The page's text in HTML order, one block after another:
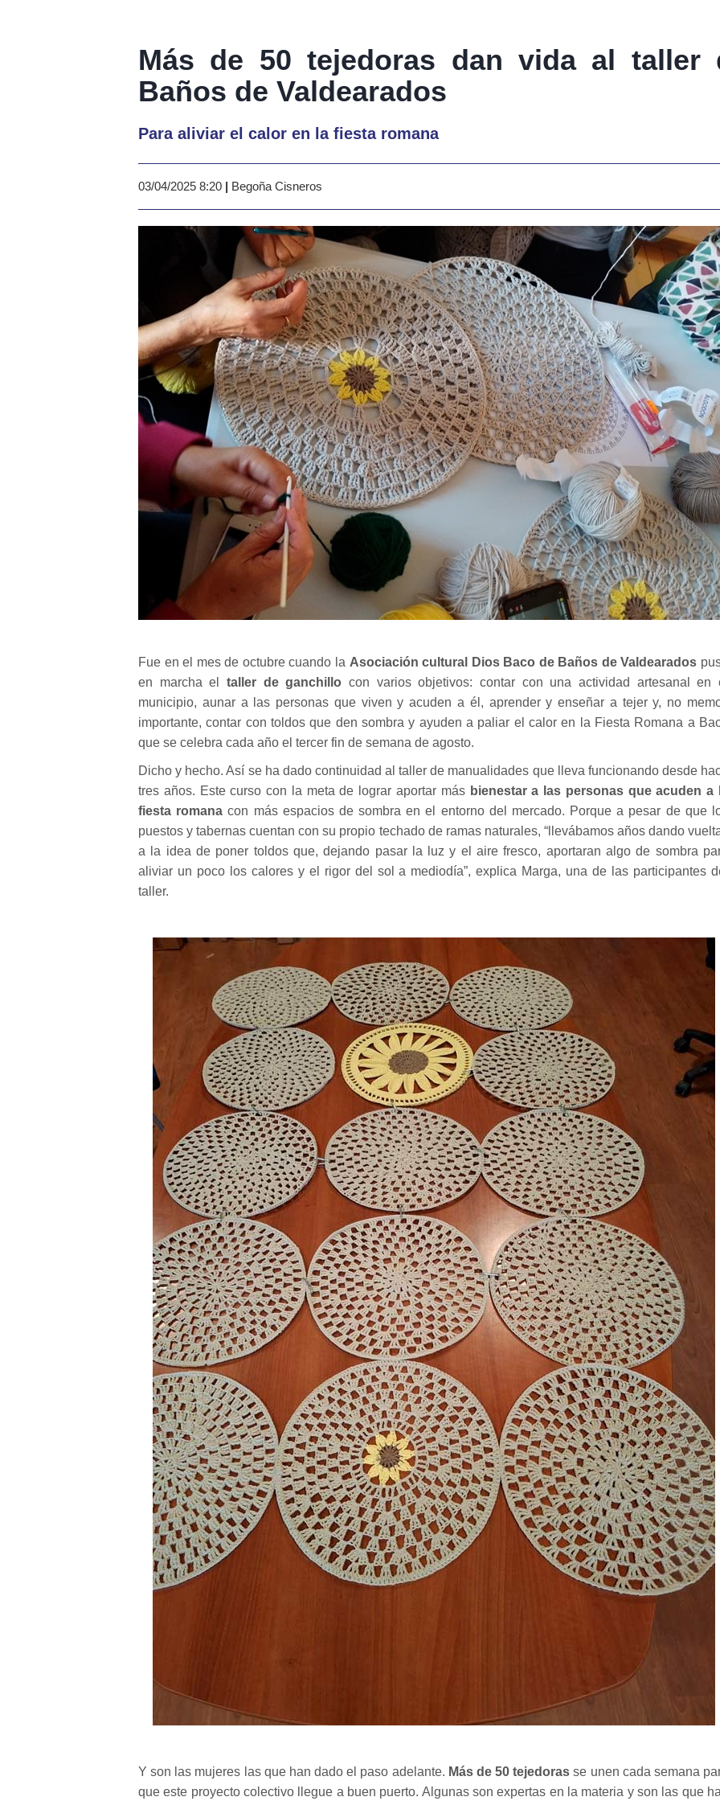
Más de 50 tejedoras dan vida al taller
Baños de Valdearados
Para aliviar el calor en la fiesta romana
03/04/2025 8:20 | Begoña Cisneros
Fue en el mes de octubre cuando la Asociación cultural Dios Baco de Baños de Valdearados
en marcha el taller de ganchillo con varios objetivos: contar con una actividad artesanal en
municipio, aunar a las personas que viven y acuden a él, aprender y enseñar a tejer y, no
importante, contar con toldos que den sombra y ayuden a paliar el calor en la Fiesta Romana a
que se celebra cada año el tercer fin de semana de agosto.
Dicho y hecho. Así se ha dado continuidad al taller de manualidades que lleva funcionando desde
tres años. Este curso con la meta de lograr aportar más bienestar a las personas que acuden a
fiesta romanacon más espacios de sombra en el entorno del mercado. Porque a pesar de que
puestos y tabernas cuentan con su propio techado de ramas naturales, “llevábamos años dando
a la idea de poner toldos que, dejando pasar la luz y el aire fresco, aportaran algo de sombra
aliviar un poco los calores y el rigor del sol a mediodía”, explica Marga, una de las participantes
taller.
Y son las mujeres las que han dado el paso adelante. Más de 50 tejedoras se unen cada semana
que este proyecto colectivo llegue a buen puerto. Algunas son expertas en la materia y son las que